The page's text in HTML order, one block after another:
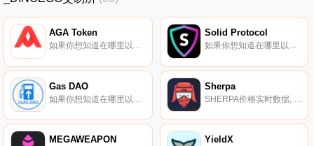
AGA Token
如果你想知道在哪里以当前价格购买AGA Token,目前交易{AGA Token]股票的顶级加密货币交易所是Dfyn Network。您可以在我们的加密货币交易所页面上找到其他列表。AGA声称是一种将DeFi与比特币挖矿相结合的代币.
Solid Protocol
如果你想知道在哪里以当前价格购买Solid Protocol,目前交易{Solid Protocol]股票的顶级加密货币交易所是Raydium。您可以在我们的加密货币交易所页面上找到其他列表。Solid协议是一个集所有于一身的去中心化交换机,具有跨链杠杆功能,由Solana加速.
Gas DAO Sherpa
MEGAWEAPON YieldX